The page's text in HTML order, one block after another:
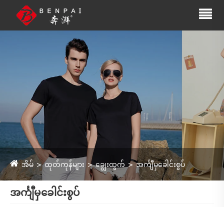
အိမ် ထုတ်ကုန်များ ချွေးထွက် အင်္ကျီမှခေါင်းစွပ်
အင်္ကျီမှခေါင်းစွပ်